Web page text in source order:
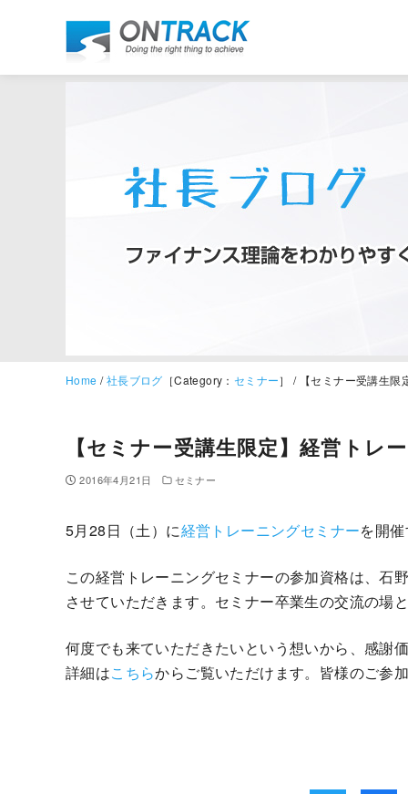
Home /社長ブログ ［Category： セミナー］ / 【セミナー受講生限
【セミナー受講生限定】経営トレ
2016年4月21日 セミナー
5月28日（土）に経営トレーニングセミナーを開
この経営トレーニングセミナーの参加資格は、石
させていただきます。セミナー卒業生の交流の場
何度でも来ていただきたいという想いから、感謝
詳細はこちらからご覧いただけます。皆様のご参